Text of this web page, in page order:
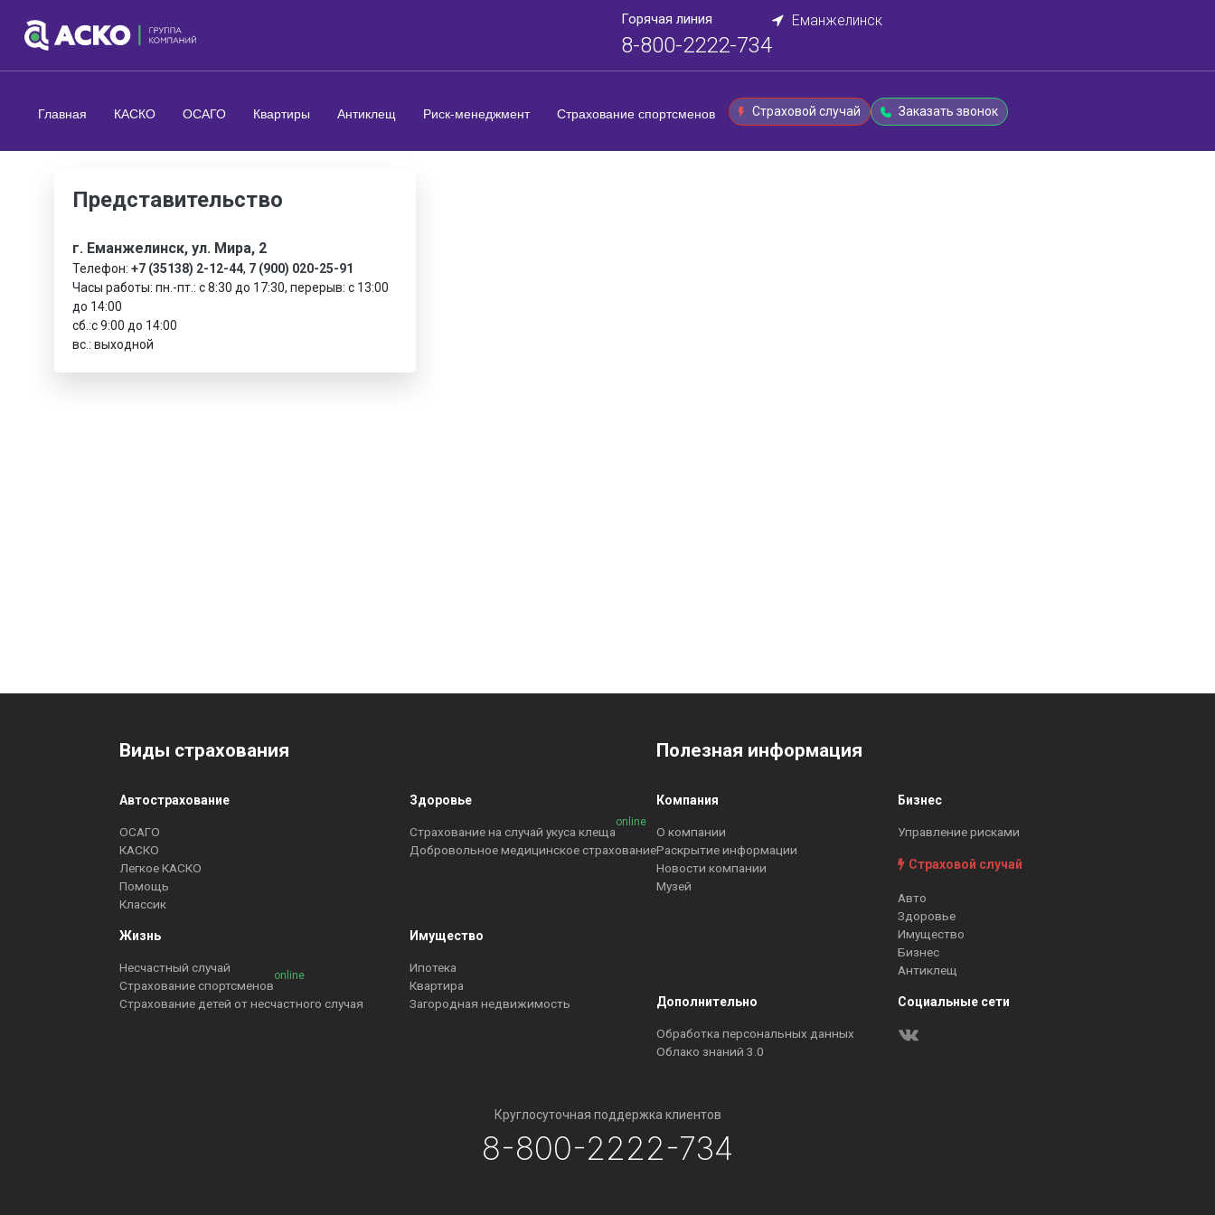
Горячая линия
8-800-2222-734
Еманжелинск
Главная КАСКО ОСАГО Квартиры Антиклещ Риск-менеджмент Страхование спортсменов Страховой случай Заказать звонок
Представительство
г. Еманжелинск, ул. Мира, 2
Телефон: +7 (35138) 2-12-44, 7 (900) 020-25-91
Часы работы: пн.-пт.: с 8:30 до 17:30, перерыв: с 13:00
до 14:00
сб.:с 9:00 до 14:00
вс.: выходной
Виды страхования
Автострахование
ОСАГО
КАСКО
Легкое КАСКО
Помощь
Классик
Здоровье
Страхование на случай укуса клеща
online
Добровольное медицинское страхование
Жизнь
Несчастный случай
Страхование спортсменов
online
Страхование детей от несчастного случая
Имущество
Ипотека
Квартира
Загородная недвижимость
Полезная информация
Компания
О компании
Раскрытие информации
Новости компании
Музей
Бизнес
Управление рисками
Страховой случай
Авто
Здоровье
Имущество
Бизнес
Антиклещ
Дополнительно
Обработка персональных данных
Облако знаний 3.0
Социальные сети
Круглосуточная поддержка клиентов
8-800-2222-734